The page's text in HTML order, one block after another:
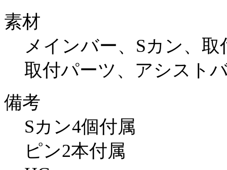
素材
メインバー、Sカン、
取付パーツ、アシスト
備考
Sカン4個付属
ピン2本付属